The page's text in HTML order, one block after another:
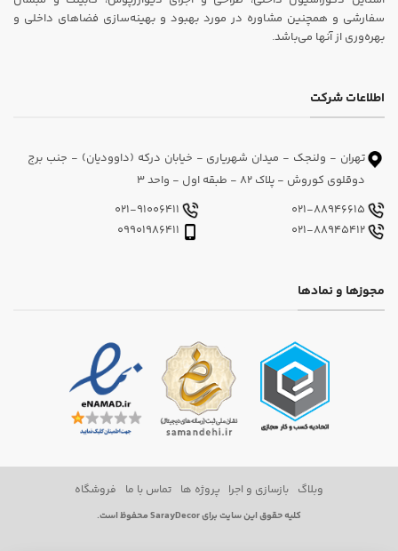
سفارشی و همچنین مشاوره در مورد بهبود و بهینه‌سازی فضاهای داخلی و
بهره‌وری از آنها می‌باشد.
اطلاعات شرکت
تهران - ولنجک - میدان شهریاری - خیابان درکه (داوودیان) - جنب برج
دوقلوی کوروش - پلاک 82 - طبقه اول - واحد 3
مجوزها و نمادها
وبلاگ بازسازی و اجرا پروژه ها تماس با ما فروشگاه
کلیه حقوق این سایت برای SarayDecor محفوظ است.